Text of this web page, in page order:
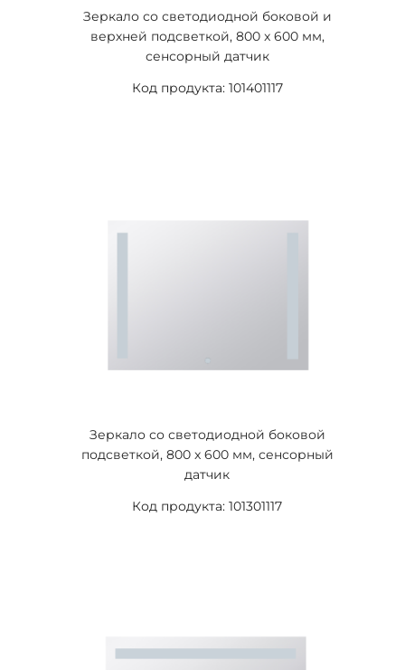
Зеркало со светодиодной боковой и
верхней подсветкой, 800 x 600 мм,
сенсорный датчик
Код продукта: 101401117
Зеркало со светодиодной боковой
подсветкой, 800 x 600 мм, сенсорный
датчик
Код продукта: 101301117